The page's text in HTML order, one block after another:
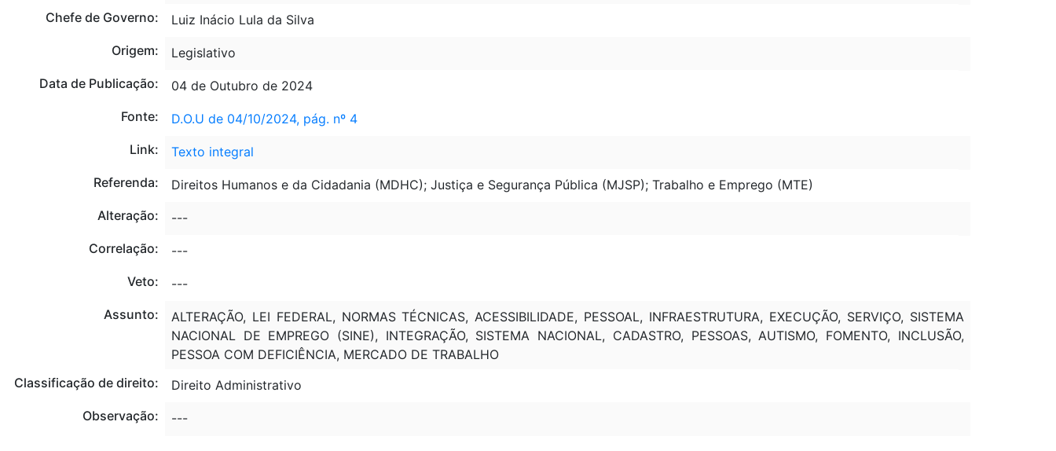
Chefe de Governo:
Luiz Inácio Lula da Silva
Origem:
Legislativo
Data de Publicação:
04 de Outubro de 2024
Fonte:
D.O.U de 04/10/2024, pág. nº 4
Link:
Texto integral
Referenda:
Direitos Humanos e da Cidadania (MDHC); Justiça e Segurança Pública (MJSP); Trabalho e Emprego (MTE)
Alteração:
---
Correlação:
---
Veto:
---
Assunto:
ALTERAÇÃO, LEI FEDERAL, NORMAS TÉCNICAS, ACESSIBILIDADE, PESSOAL, INFRAESTRUTURA, EXECUÇÃO, SERVIÇO, SISTEMA
NACIONAL DE EMPREGO (SINE), INTEGRAÇÃO, SISTEMA NACIONAL, CADASTRO, PESSOAS, AUTISMO, FOMENTO, INCLUSÃO,
PESSOA COM DEFICIÊNCIA, MERCADO DE TRABALHO
Classificação de direito:
Direito Administrativo
Observação:
---